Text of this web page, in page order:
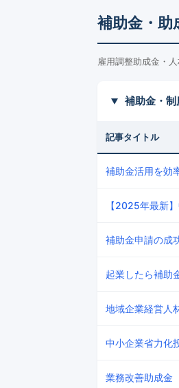
補助金・助
雇用調整助成金・
補助金・制
記事タイトル
補助金活用を効
【2025年最新
補助金申請の成
起業したら補助
地域企業経営人
中小企業省力化
業務改善助成金